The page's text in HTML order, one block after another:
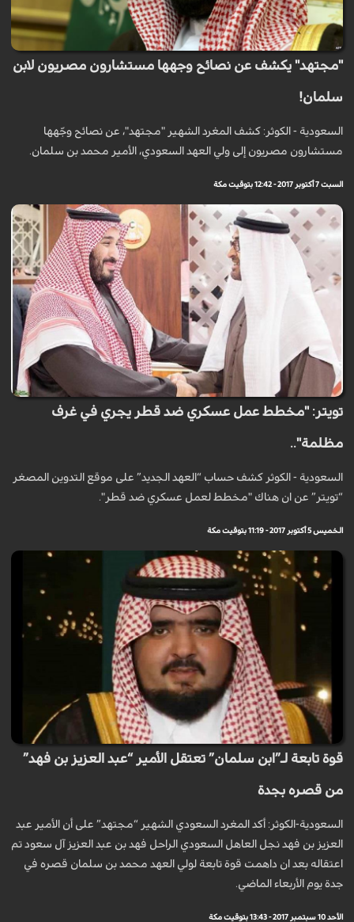
"مجتهد" يكشف عن نصائح وجهها مستشارون مصريون لابن
سلمان!
السعودية - الكوثر: كشف المغرد الشهير "مجتهد"، عن نصائح وجّهها
مستشارون مصريون إلى ولي العهد السعودي، الأمير محمد بن سلمان.
السبت 7 أكتوبر 2017 - 12:42 بتوقيت مكة
تويتر: "مخطط عمل عسكري ضد قطر يجري في غرف
مظلمة"..
السعودية - الكوثر كشف حساب “العهد الجديد” على موقع التدوين المصغر
“تويتر” عن ان هناك "مخطط لعمل عسكري ضد قطر".
الخميس 5 أكتوبر 2017 - 11:19 بتوقيت مكة
قوة تابعة لـ”ابن سلمان” تعتقل الأمير “عبد العزيز بن فهد”
من قصره بجدة
السعودية-الكوثر: أكد المغرد السعودي الشهير “مجتهد” على أن الأمير عبد
العزيز بن فهد نجل العاهل السعودي الراحل فهد بن عبد العزيز آل سعود تم
اعتقاله بعد ان داهمت قوة تابعة لولي العهد محمد بن سلمان قصره في
جدة يوم الأربعاء الماضي.
الأحد 10 سبتمبر 2017 - 13:43 بتوقيت مكة